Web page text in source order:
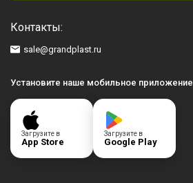
Контакты:
sale@grandplast.ru
Установите наше мобильное приложение
Загрузите в
App Store
Загрузите в
Google Play